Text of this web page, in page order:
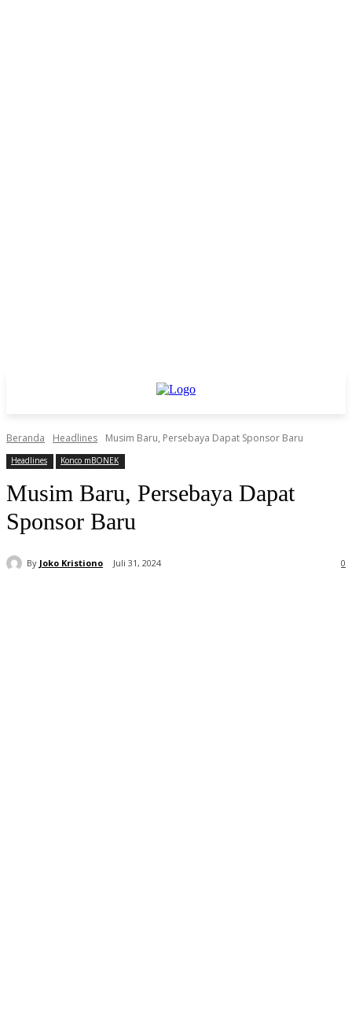
Beranda Headlines Musim Baru, Persebaya Dapat Sponsor Baru
Headlines Konco mBONEK
Musim Baru, Persebaya Dapat
Sponsor Baru
By Joko Kristiono Juli 31, 2024 0